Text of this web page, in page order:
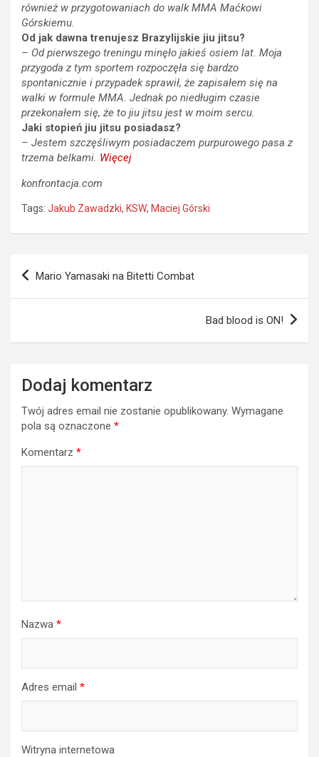
również w przygotowaniach do walk MMA Maćkowi
Górskiemu.
Od jak dawna trenujesz Brazylijskie jiu jitsu?
– Od pierwszego treningu minęło jakieś osiem lat. Moja
przygoda z tym sportem rozpoczęła się bardzo
spontanicznie i przypadek sprawił, że zapisałem się na
walki w formule MMA. Jednak po niedługim czasie
przekonałem się, że to jiu jitsu jest w moim sercu.
Jaki stopień jiu jitsu posiadasz?
– Jestem szczęśliwym posiadaczem purpurowego pasa z
trzema belkami. Więcej
konfrontacja.com
Tags: Jakub Zawadzki, KSW, Maciej Górski
Nawigacja
Mario Yamasaki na Bitetti Combat
Bad blood is ON!
Dodaj komentarz
Twój adres email nie zostanie opublikowany. Wymagane
pola są oznaczone *
Komentarz *
Nazwa *
Adres email *
Witryna internetowa